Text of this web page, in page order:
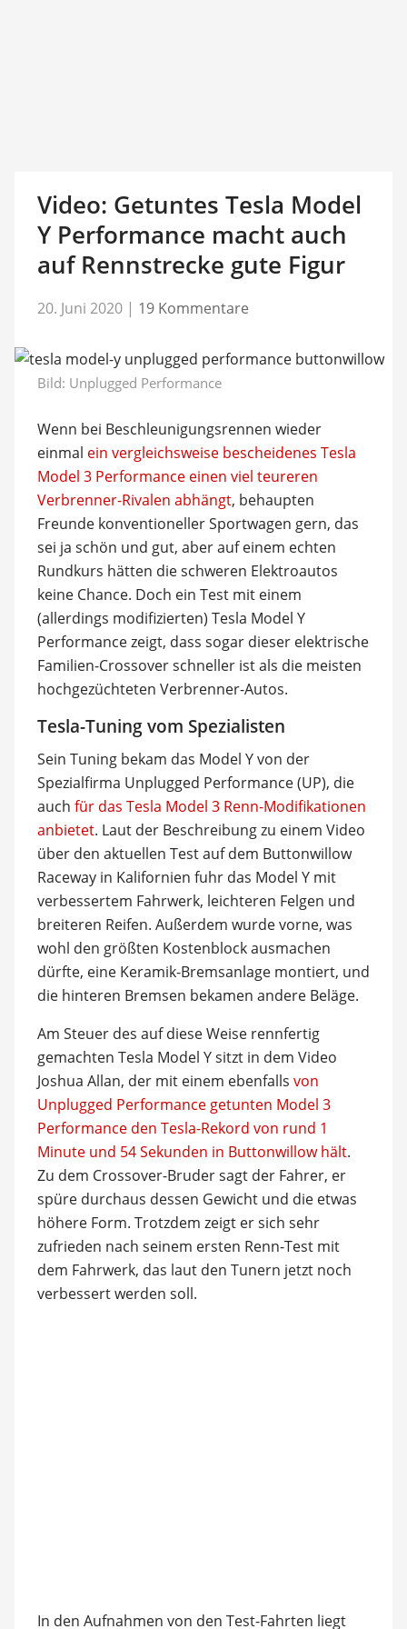
Video: Getuntes Tesla Model
Y Performance macht auch
auf Rennstrecke gute Figur
20. Juni 2020 | 19 Kommentare
Bild: Unplugged Performance
Wenn bei Beschleunigungsrennen wieder
einmal ein vergleichsweise bescheidenes Tesla
Model 3 Performance einen viel teureren
Verbrenner-Rivalen abhängt, behaupten
Freunde konventioneller Sportwagen gern, das
sei ja schön und gut, aber auf einem echten
Rundkurs hätten die schweren Elektroautos
keine Chance. Doch ein Test mit einem
(allerdings modifizierten) Tesla Model Y
Performance zeigt, dass sogar dieser elektrische
Familien-Crossover schneller ist als die meisten
hochgezüchteten Verbrenner-Autos.
Tesla-Tuning vom Spezialisten
Sein Tuning bekam das Model Y von der
Spezialfirma Unplugged Performance (UP), die
auch für das Tesla Model 3 Renn-Modifikationen
anbietet. Laut der Beschreibung zu einem Video
über den aktuellen Test auf dem Buttonwillow
Raceway in Kalifornien fuhr das Model Y mit
verbessertem Fahrwerk, leichteren Felgen und
breiteren Reifen. Außerdem wurde vorne, was
wohl den größten Kostenblock ausmachen
dürfte, eine Keramik-Bremsanlage montiert, und
die hinteren Bremsen bekamen andere Beläge.
Am Steuer des auf diese Weise rennfertig
gemachten Tesla Model Y sitzt in dem Video
Joshua Allan, der mit einem ebenfalls von
Unplugged Performance getunten Model 3
Performance den Tesla-Rekord von rund 1
Minute und 54 Sekunden in Buttonwillow hält.
Zu dem Crossover-Bruder sagt der Fahrer, er
spüre durchaus dessen Gewicht und die etwas
höhere Form. Trotzdem zeigt er sich sehr
zufrieden nach seinem ersten Renn-Test mit
dem Fahrwerk, das laut den Tunern jetzt noch
verbessert werden soll.
In den Aufnahmen von den Test-Fahrten liegt